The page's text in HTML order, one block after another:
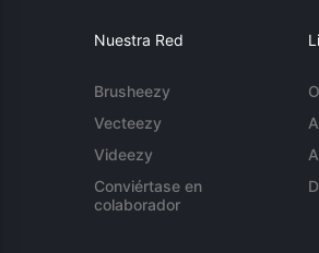
Nuestra Red
Brusheezy
Vecteezy
Videezy
Conviértase en
colaborador